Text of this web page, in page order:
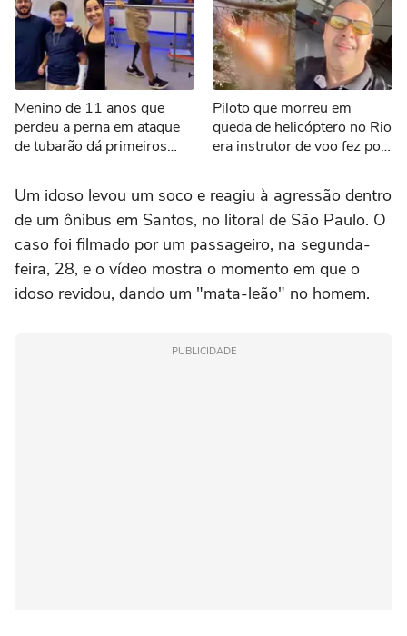
Menino de 11 anos que
perdeu a perna em ataque
de tubarão dá primeiros
Piloto que morreu em
queda de helicóptero no Rio
era instrutor de voo fez post
acidente
Um idoso levou um soco e reagiu à agressão dentro
de um ônibus em Santos, no litoral de São Paulo. O
caso foi filmado por um passageiro, na segunda-
feira, 28, e o vídeo mostra o momento em que o
idoso revidou, dando um "mata-leão" no homem.
PUBLICIDADE